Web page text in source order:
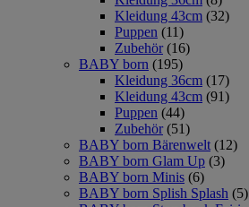
Kleidung 43cm (32)
Puppen (11)
Zubehör (16)
BABY born (195)
Kleidung 36cm (17)
Kleidung 43cm (91)
Puppen (44)
Zubehör (51)
BABY born Bärenwelt (12)
BABY born Glam Up (3)
BABY born Minis (6)
BABY born Splish Splash (5)